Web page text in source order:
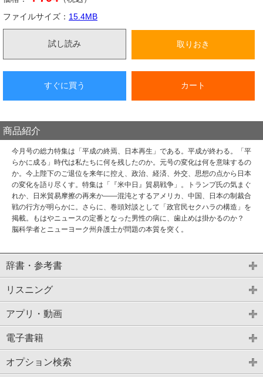
ファイルサイズ： 15.4MB
試し読み 取りおき
すぐに買う カート
商品紹介
今月号の総力特集は「平成の終焉、日本再生」である。平成が終わる。「平
らかに成る」時代は私たちに何を残したのか。元号の変化は何を意味するの
か。今上陛下のご退位を来年に控え、政治、経済、外交、思想の点から日本
の変化を語り尽くす。特集は「『米中日』貿易戦争」。トランプ氏の気まぐ
れか、日米貿易摩擦の再来か――混沌とするアメリカ、中国、日本の制裁合
戦の行方が明らかに。さらに、巻頭対談として「政官民セクハラの構造」を
掲載。もはやニュースの定番となった男性の病に、歯止めは掛かるのか？
脳科学者とニューヨーク州弁護士が問題の本質を突く。
辞書・参考書
リスニング
アプリ・動画
電子書籍
オプション検索